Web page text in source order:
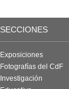
SECCIONES
Exposiciones
Fotografías del CdF
Investigación